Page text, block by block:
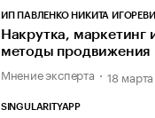
ИП ПАВЛЕНКО НИКИТА
Накрутка, маркетинг
методы продвижения
Мнение эксперта 18
SINGULARITYAPP